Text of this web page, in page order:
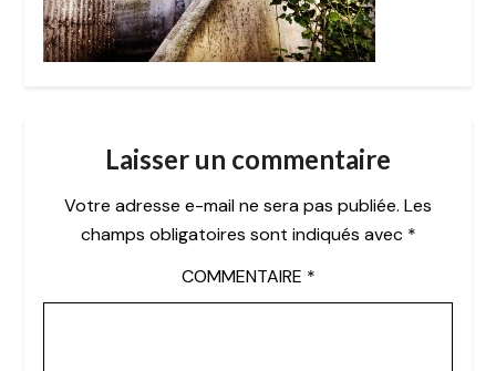
Laisser un commentaire
Votre adresse e-mail ne sera pas publiée. Les
champs obligatoires sont indiqués avec *
COMMENTAIRE *